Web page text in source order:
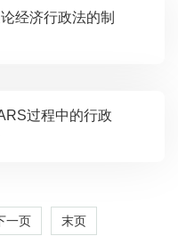
一页 末页